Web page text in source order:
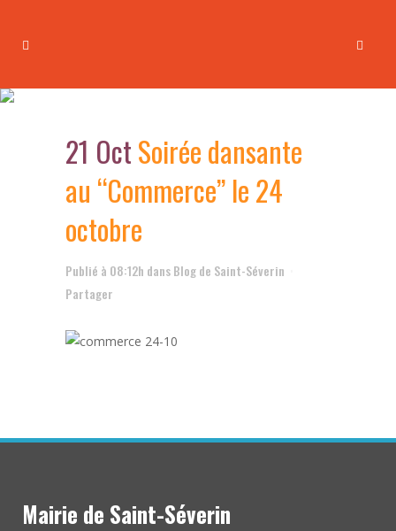
21 OctSoirée dansante
au “Commerce” le 24
octobre
Publié à 08:12h dansBlog de Saint-Séverin
Partager
Mairie de Saint-Séverin